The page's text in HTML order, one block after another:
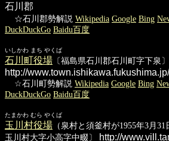
石川郡
☆石川郡勢解説 Wikipedia Google Bing
DuckDuckGo Baidu百度
いしかわ まち やくば
石川町役場 〔福島県石川郡石川町字下泉〕
http://www.town.ishikawa.fukushima.jp/
☆石川町勢解説 Wikipedia Google Bing
DuckDuckGo Baidu百度
たまかわ むら やくば
玉川村役場 （泉村と須釜村が1955年3月
玉川村大字小高字中畷〕
http://